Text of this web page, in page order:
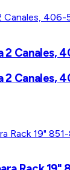
Canales,
Canales,